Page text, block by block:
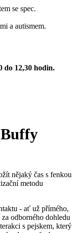
se spec.
a autismem.
do 12,30 hodin.
nějaký čas s fenkou
metodu
- ať už přímého,
odborného dohledu
s pejskem, který